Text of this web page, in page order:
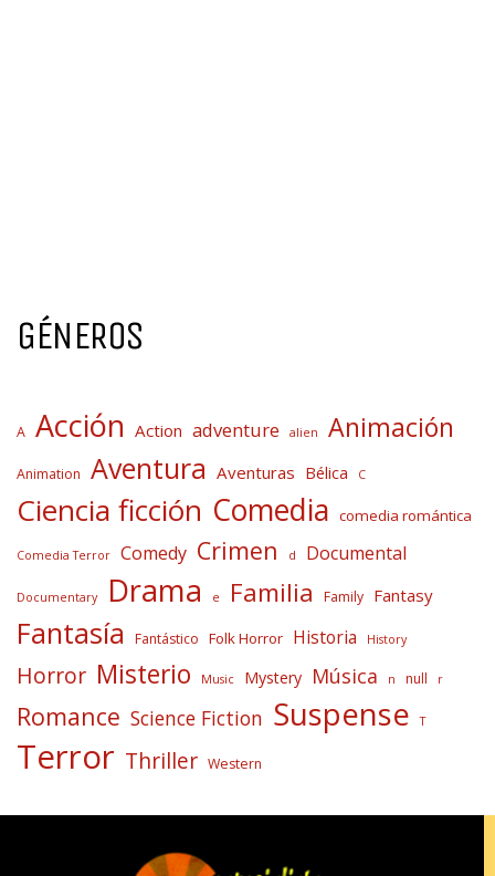
GÉNEROS
A Acción Action adventure alien Animación
Animation Aventura Aventuras Bélica C
Ciencia ficción Comedia comedia romántica
Comedia Terror Comedy Crimen d Documental
Documentary Drama e Familia Family Fantasy
Fantasía Fantástico Folk Horror Historia History
Horror Misterio Music Mystery Música n null r
Romance Science Fiction Suspense T
Terror Thriller Western